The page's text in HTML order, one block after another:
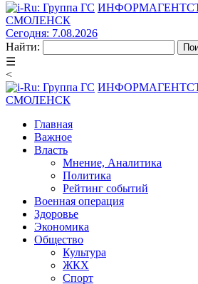
СМОЛЕНСК
Сегодня: 7.08.2026
Найти:
☰
<
СМОЛЕНСК
Главная
Важное
Власть
Мнение, Аналитика
Политика
Рейтинг событий
Военная операция
Здоровье
Экономика
Общество
Культура
ЖКХ
Спорт